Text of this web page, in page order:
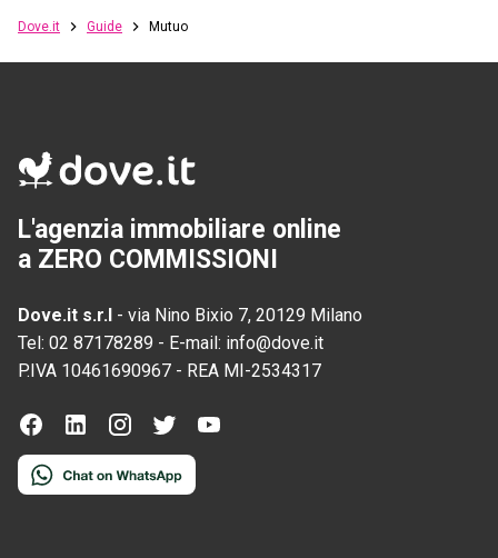
Dove.it Guide Mutuo
L'agenzia immobiliare online
a ZERO COMMISSIONI
Dove.it s.r.l - via Nino Bixio 7, 20129 Milano
Tel: 02 87178289 - E-mail: info@dove.it
P.IVA 10461690967 - REA MI-2534317